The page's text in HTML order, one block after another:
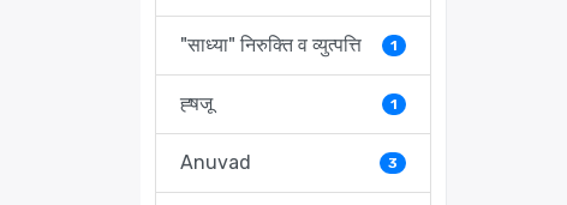
"साध्या" निरुक्ति व व्युत्पत्ति 1
ह्षजू 1
Anuvad 3